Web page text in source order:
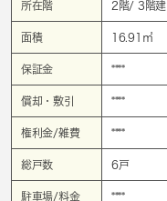
所在階 2階/ 3階建
面積 16.91㎡
保証金 ****
償却・敷引 ****
権利金/雑費 ****
総戸数 6戸
駐車場/料金 ****